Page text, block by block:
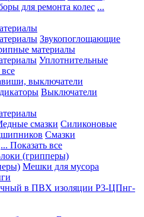
для ремонта колес ...
Звукопоглощающие
материалы
Уплотнительные
выключатели
Выключатели
смазки Силиконовые
Смазки
... Показать все
(грипперы)
Мешки для мусора
в ПВХ изоляции Р3-ЦПнг-